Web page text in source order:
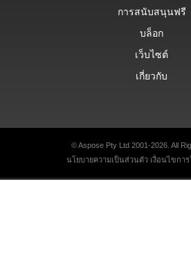
การสนับสนุนฟรี
บล็อก
เว็บไซต์
เกี่ยวกับ
© Aspose Pty Ltd 2001-2026. All
นโยบายความเป็นส่วนตัว เงื่อนไขการ